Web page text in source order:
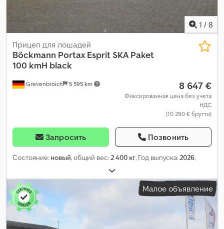
1 / 8
Grevenbroich 5 595 km
Прицеп для лошадей
Böckmann Portax Esprit SKA Paket
100 kmH black
8 647 €
Фиксированная цена без учета
НДС
(10 290 € брутто)
Запросить Позвонить
Состояние: новый, общий вес:2 400 кг, Год выпуска:2026,
Малое объявление